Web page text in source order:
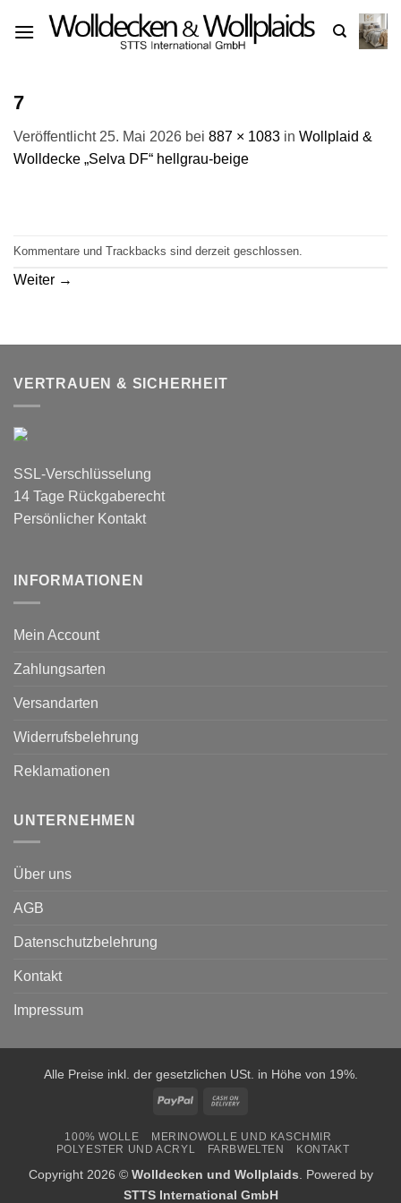
Inhalt
7
Veröffentlicht 25. Mai 2026 bei 887 × 1083 in Wollplaid &
Wolldecke „Selva DF“ hellgrau-beige
Kommentare und Trackbacks sind derzeit geschlossen.
Weiter →
VERTRAUEN & SICHERHEIT
SSL-Verschlüsselung
14 Tage Rückgaberecht
Persönlicher Kontakt
INFORMATIONEN
Mein Account
Zahlungsarten
Versandarten
Widerrufsbelehrung
Reklamationen
UNTERNEHMEN
Über uns
AGB
Datenschutzbelehrung
Kontakt
Impressum
Alle Preise inkl. der gesetzlichen USt. in Höhe von 19%.
PayPal
Delivery
100% WOLLE
MERINOWOLLE UND KASCHMIR
POLYESTER UND ACRYL
FARBWELTEN KONTAKT
Copyright 2026 © Wolldecken und Wollplaids. Powered by
STTS International GmbH